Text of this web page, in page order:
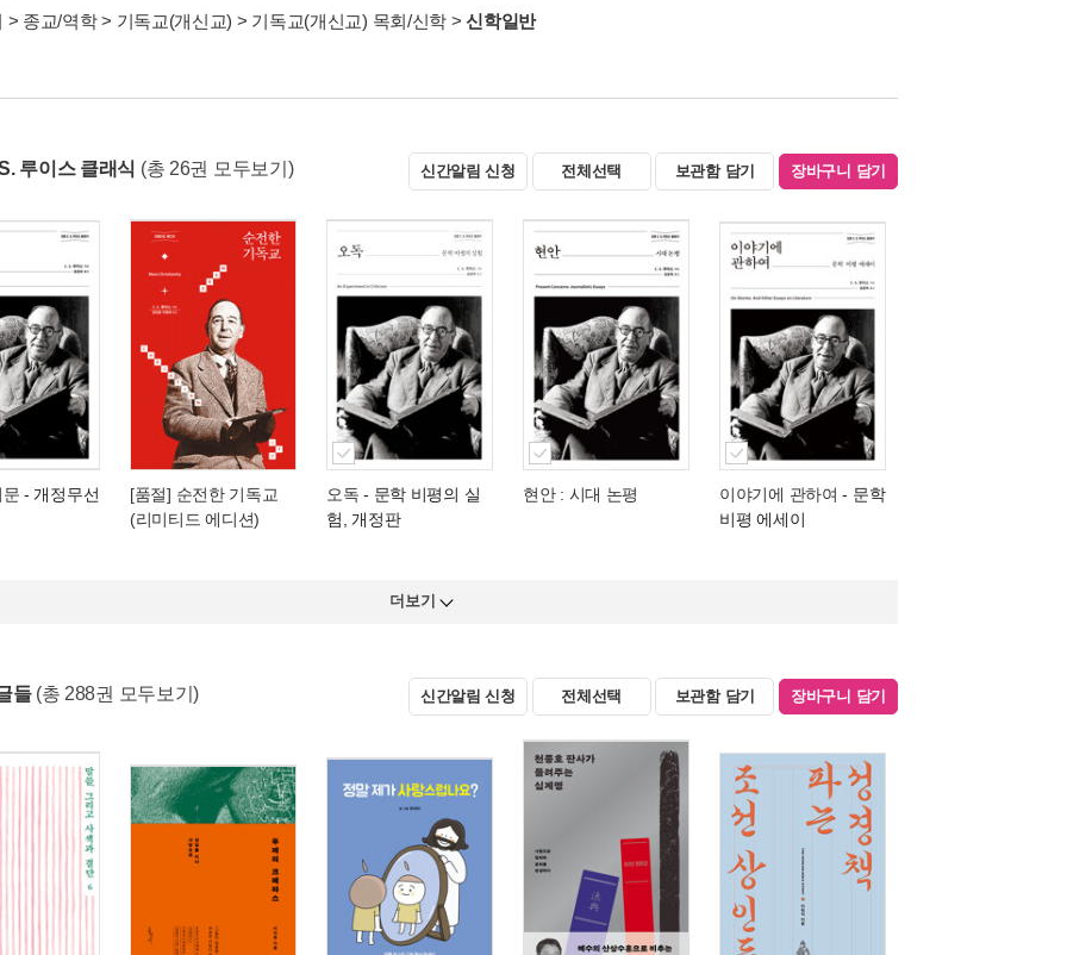
> 종교/역학> 기독교(개신교) > 기독교(개신교) 목회/신학 >신학일반
루이스 클래식 (총 26권 모두보기) 신간알림 신청 전체선택 보관함 담기 장바구니 담기
- 개정무선
[품절] 순전한 기독교
(리미티드 에디션)
오독 - 문학 비평의 실
험, 개정판
현안 : 시대 논평 이야기에 관하여 - 문학
비평 에세이
더보기
들 (총 288권 모두보기) 신간알림 신청 전체선택 보관함 담기 장바구니 담기